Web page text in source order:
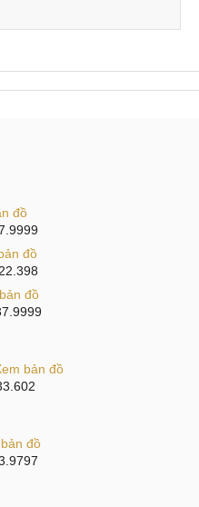
A5 phù hợp và tối ưu
A5 2017
viên sẽ lập phiếu sửa
thuật.
tâm bắt đầu triển khai các
màn hình hư hại ra khỏi
máy và đưa màn hình
Samsung A5 2017 xong, kỹ
kiểm tra lại máy lần cuối
đồ
đồ
đồ
bản đồ
đồ